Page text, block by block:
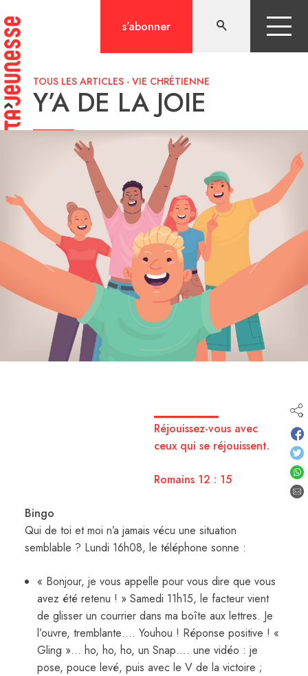
au
contenu
s’abonner
TOUS LES ARTICLES - VIE CHRÉTIENNE
Y’A DE LA JOIE
Réjouissez-vous avec
ceux qui se réjouissent.
Romains 12 : 15
Bingo
Qui de toi et moi n’a jamais vécu une situation
semblable ? Lundi 16h08, le téléphone sonne :
« Bonjour, je vous appelle pour vous dire que vous
avez été retenu ! » Samedi 11h15, le facteur vient
de glisser un courrier dans ma boîte aux lettres. Je
l’ouvre, tremblante…. Youhou ! Réponse positive ! «
Gling »… ho, ho, ho, un Snap…. une vidéo : je
pose, pouce levé, puis avec le V de la victoire ;